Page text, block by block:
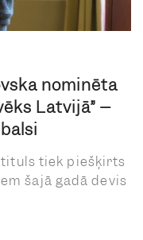
nominēta
Latvijā” –
tituls tiek piešķirts
šajā gadā devis